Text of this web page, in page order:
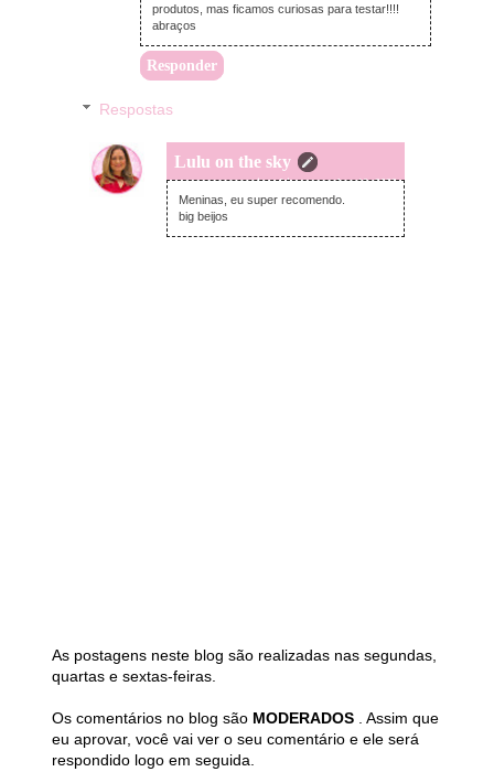
produtos, mas ficamos curiosas para testar!!!!
abraços
Responder
Respostas
Lulu on the sky
quinta-feira, novembro 10, 2022
Meninas, eu super recomendo.
big beijos
As postagens neste blog são realizadas nas segundas,
quartas e sextas-feiras.
Os comentários no blog são MODERADOS
. Assim que
eu aprovar, você vai ver o seu comentário e ele será
respondido logo em seguida.